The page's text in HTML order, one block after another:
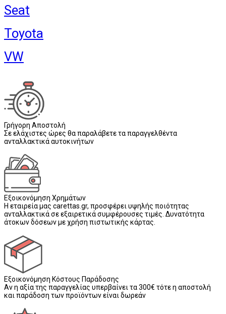
Seat
Toyota
VW
Γρήγορη Αποστολή
Σε ελάχιστες ώρες θα παραλάβετε τα παραγγελθέντα
ανταλλακτικά αυτοκινήτων
Εξοικονόμηση Χρημάτων
Η εταιρεία μας carettas.gr, προσφέρει υψηλής ποιότητας
ανταλλακτικά σε εξαιρετικά συμφέρουσες τιμές. Δυνατότητα
άτοκων δόσεων με χρήση πιστωτικής κάρτας.
Εξοικονόμηση Κόστους Παράδοσης
Αν η αξία της παραγγελίας υπερβαίνει τα 300€ τότε η αποστολή
και παράδοση των προϊόντων είναι δωρεάν